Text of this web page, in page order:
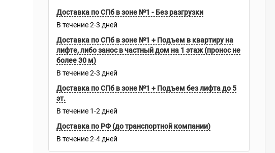
Доставка по СПб в зоне №1 - Без разгрузки
В течение 2-3 дней
Доставка по СПб в зоне №1 + Подъем в квартиру на
лифте, либо занос в частный дом на 1 этаж (пронос не
более 30 м)
В течение 2-3 дней
Доставка по СПб в зоне №1 + Подъем без лифта до 5
эт.
В течение 1-2 дней
Доставка по РФ (до транспортной компании)
В течение 2-4 дней